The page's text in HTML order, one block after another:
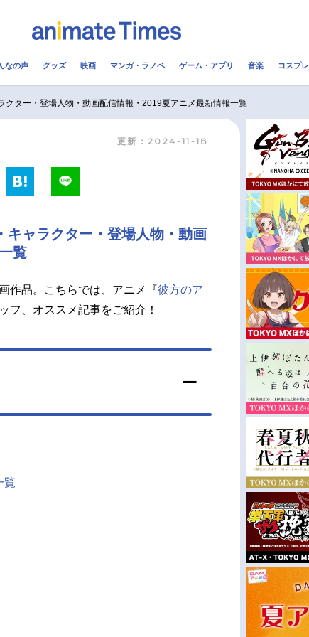
2.5次元 配信・Vtuber
アニメ映画一覧
男性声優/女性声優一覧
今期アニメ曜日別一覧
夏アニメ
なの声 グッズ 映画 マンガ・ラノベ ゲーム・アプリ 音楽 コスプレ
クター・登場人物・動画配信情報・2019夏アニメ最新情報一覧
更新：2024-11-18
キャラクター・登場人物・動画
覧
作品。こちらでは、アニメ『彼方のア
フ、オススメ記事をご紹介！
覧